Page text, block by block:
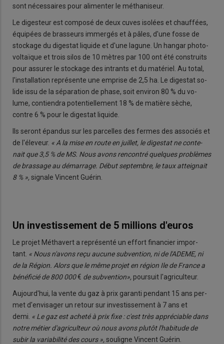
sont né­ces­saires pour ali­men­ter le mé­tha­ni­seur.
Le di­ges­teur est com­posé de deux cuves iso­lées et chauf­fées,
équi­pées de bras­seurs im­mer­gés et à pâles, d'une fosse de
sto­ckage du di­ges­tat li­quide et d'une la­gune. Un han­gar pho­to­
vol­taïque et trois silos de 10 mètres par 100 ont été construits
pour as­su­rer le sto­ckage des in­trants et du ma­té­riel. Au total,
l'ins­tal­la­tion re­pré­sente une em­prise de 2,5 ha. Le di­ges­tat so­
lide issu de la sé­pa­ra­tion de phase, soit en­vi­ron 80 % du vo­
lume, contien­dra po­ten­tiel­le­ment 18 % de ma­tière sèche,
contre 6 % pour le digestat li­quide.
Ils se­ront épan­dus sur les par­celles des fermes des as­so­ciés et
de l'éle­veur. « A la mise en route en juillet, le di­ges­tat ne conte­
nait que 3,5 % de MS. Nous avons ren­con­tré quelques pro­blèmes
de bras­sage au dé­mar­rage. Début septembre, le taux at­tei­gnait
8 % », si­gnale Vincent Gué­rin.
Un investissement de 5 millions d'euros
Le projet Mé­tha­vert a re­pré­senté un ef­fort fi­nan­cier im­por­
tant. « Nous n'avons reçu au­cune sub­ven­tion, ni de l'ADEME, ni
de la Ré­gion. Alors que le même projet en ré­gion Ile de France a
bé­né­fi­cié de 800 000€ de sub­ven­tion», pour­suit l'agri­cul­teur.
Au­jour­d'hui, la vente du gaz à prix ga­ranti pen­dant 15 ans per­
met d'en­vi­sa­ger un re­tour sur in­ves­tis­se­ment à 7 ans et
demi. « Le gaz est acheté à prix fixe : c'est très ap­pré­ciable dans
notre mé­tier d'agri­cul­teur où nous avons plu­tôt l'ha­bi­tude de
subir la va­ria­bi­lité des cours », sou­ligne Vincent Gué­rin.